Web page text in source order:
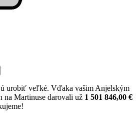
urobiť veľké. Vďaka vašim Anjelským
na Martinuse darovali už 1 501 846,00 €